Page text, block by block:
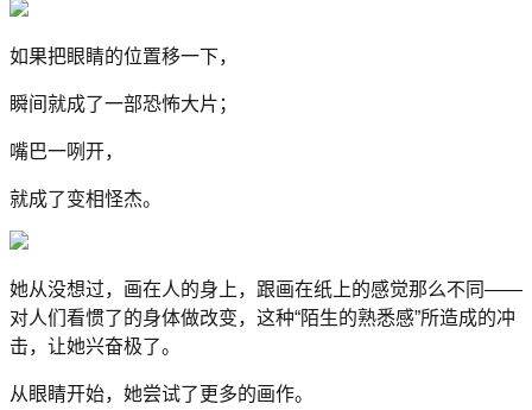
如果把眼睛的位置移一下，
瞬间就成了一部恐怖大片；
嘴巴一咧开，
就成了变相怪杰。
她从没想过，画在人的身上，跟画在纸上的感觉那么不同——
对人们看惯了的身体做改变，这种“陌生的熟悉感”所造成的冲
击，让她兴奋极了。
从眼睛开始，她尝试了更多的画作。